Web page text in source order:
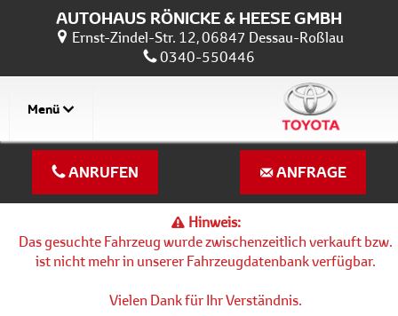
AUTOHAUS RÖNICKE & HEESE GMBH
Ernst-Zindel-Str. 12, 06847 Dessau-Roßlau
0340-550446
Menü
ANRUFEN ANFRAGE
Hinweis:
Das gesuchte Fahrzeug wurde zwischenzeitlich verkauft bzw.
ist nicht mehr in unserer Fahrzeugdatenbank verfügbar.
Vielen Dank für Ihr Verständnis.